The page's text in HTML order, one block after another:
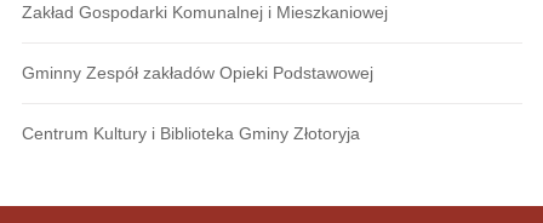
Zakład Gospodarki Komunalnej i Mieszkaniowej
Gminny Zespół zakładów Opieki Podstawowej
Centrum Kultury i Biblioteka Gminy Złotoryja